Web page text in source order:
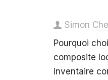
Simon
Pourquoi
composite
inventaire